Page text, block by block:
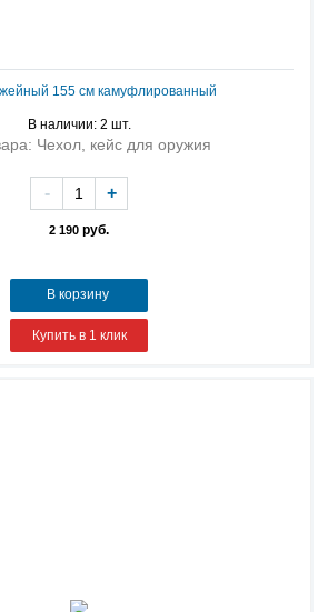
155 см камуфлированный
В наличии: 2 шт.
Чехол, кейс для оружия
2 190 руб.
- +
В корзину
Купить в 1 клик